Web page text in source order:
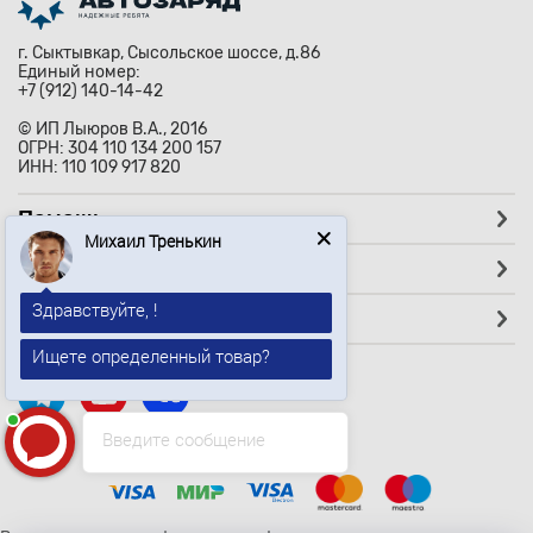
г. Сыктывкар, Сысольское шоссе, д.86
Единый номер:
+7 (912) 140-14-42
© ИП Лыюров В.А., 2016
ОГРН: 304 110 134 200 157
ИНН: 110 109 917 820
Помощь
Покупателям
Партнёрам
Введите сообщение
Михаил Тренькин
Здравствуйте, !
Ищете определенный товар?
Михаил Тренькинпечатает...